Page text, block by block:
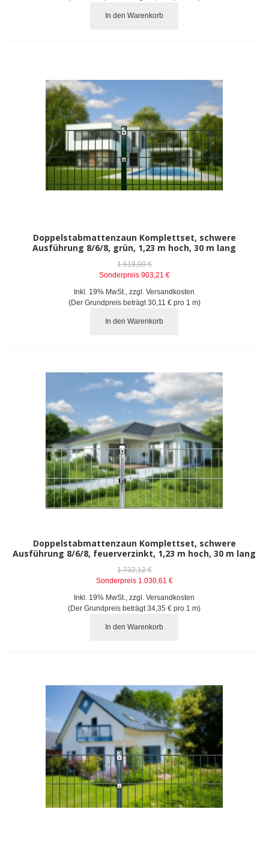
In den Warenkorb
Doppelstabmattenzaun Komplettset, schwere
Ausführung 8/6/8, grün, 1,23 m hoch, 30 m lang
1.518,00 €
Sonderpreis 903,21 €
Inkl. 19% MwSt.
,zzgl.Versandkosten
(Der Grundpreis beträgt 30,11 €pro 1 m)
In den Warenkorb
Doppelstabmattenzaun Komplettset, schwere
Ausführung 8/6/8, feuerverzinkt, 1,23 m hoch, 30 m lang
1.732,12 €
Sonderpreis 1.030,61 €
Inkl. 19% MwSt.
,zzgl.Versandkosten
(Der Grundpreis beträgt34,35 € pro 1 m)
In den Warenkorb